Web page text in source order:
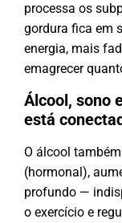
processa os
gordura fica em
energia, mais
emagrecer
Álcool, sono
está
O álcool
(hormonal),
profundo —
o exercício e